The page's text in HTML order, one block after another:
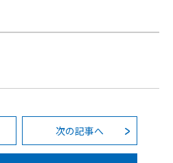
次の記事へ